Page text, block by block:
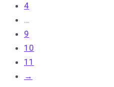
4
…
9
10
11
→